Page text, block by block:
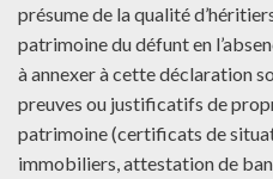
présume de la qualité
patrimoine du défunt en
à annexer à cette déclaration
preuves ou justificatifs de
patrimoine (certificats de
immobiliers, attestation de